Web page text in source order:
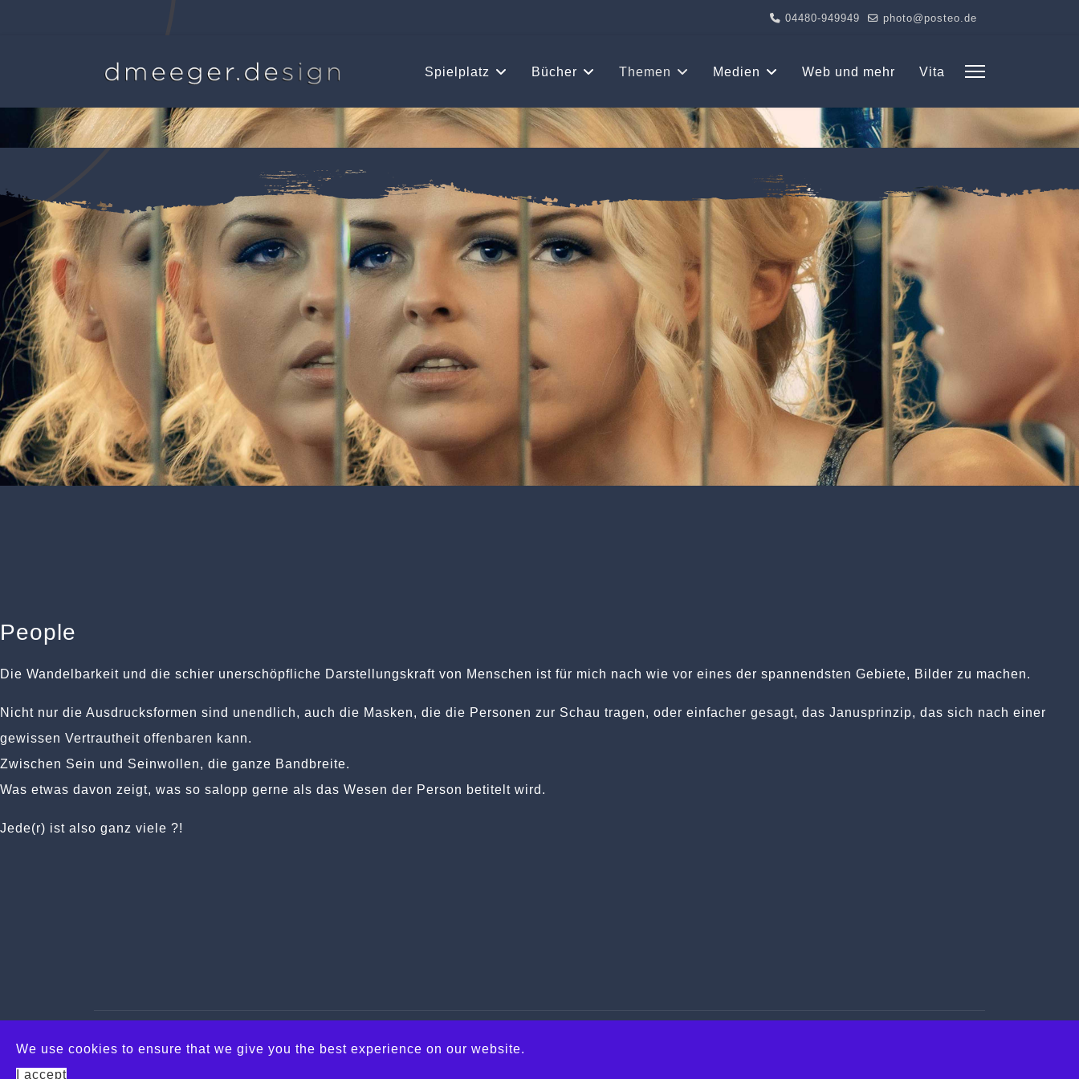
04480-949949 photo@posteo.de
Spielplatz Bücher Themen Medien Web und mehr Vita
People
Die Wandelbarkeit und die schier unerschöpfliche Darstellungskraft von Menschen ist für mich nach wie vor eines der spannendsten Gebiete, Bilder zu machen.
Nicht nur die Ausdrucksformen sind unendlich, auch die Masken, die die Personen zur Schau tragen, oder einfacher gesagt, das Janusprinzip, das sich nach einer
gewissen Vertrautheit offenbaren kann.
Zwischen Sein und Seinwollen, die ganze Bandbreite.
Was etwas davon zeigt, was so salopp gerne als das Wesen der Person betitelt wird.
Jede(r) ist also ganz viele ?!
Datenschutz
Impressum
We use cookies to ensure that we give you the best experience on our website.
I accept